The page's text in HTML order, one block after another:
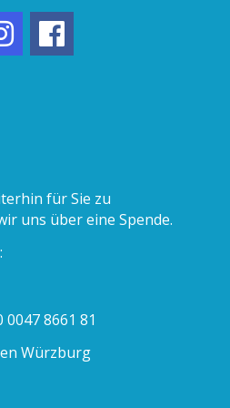
für Sie zu
uns über eine Spende.
0047 8661 81
Würzburg